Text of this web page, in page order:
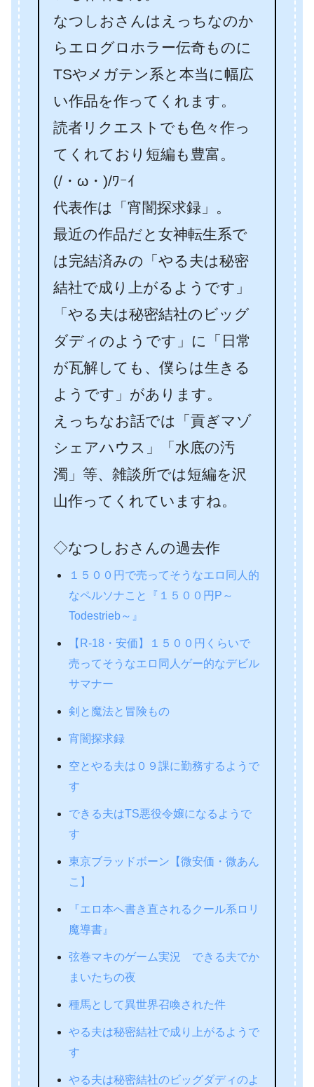
なつしおさんはえっちなのか
らエログロホラー伝奇ものに
TSやメガテン系と本当に幅広
い作品を作ってくれます。
読者リクエストでも色々作っ
てくれており短編も豊富。
(/・ω・)/ﾜｰｲ
代表作は「宵闇探求録」。
最近の作品だと女神転生系で
は完結済みの「やる夫は秘密
結社で成り上がるようです」
「やる夫は秘密結社のビッグ
ダディのようです」に「日常
が瓦解しても、僕らは生きる
ようです」があります。
えっちなお話では「貢ぎマゾ
シェアハウス」「水底の汚
濁」等、雑談所では短編を沢
山作ってくれていますね。
◇なつしおさんの過去作
１５００円で売ってそうなエロ同人的
なペルソナこと『１５００円P～
Todestrieb～』
【R-18・安価】１５００円くらいで
売ってそうなエロ同人ゲー的なデビル
サマナー
剣と魔法と冒険もの
宵闇探求録
空とやる夫は０９課に勤務するようで
す
できる夫はTS悪役令嬢になるようで
す
東京ブラッドボーン【微安価・微あん
こ】
『エロ本へ書き直されるクール系ロリ
魔導書』
弦巻マキのゲーム実況 できる夫でか
まいたちの夜
種馬として異世界召喚された件
やる夫は秘密結社で成り上がるようで
す
やる夫は秘密結社のビッグダディのよ